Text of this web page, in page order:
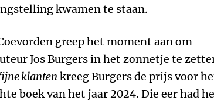
kwamen te staan.
greep het moment aan om
Jos Burgers in het zonnetje te
klanten kreeg Burgers de prijs voor
boek van het jaar 2024. Die eer had